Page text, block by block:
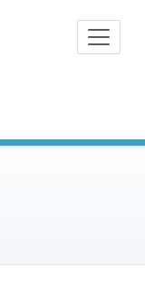
met passie voor